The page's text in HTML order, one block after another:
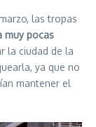
las tropas
muy pocas
la ciudad de la
ya que no
mantener el